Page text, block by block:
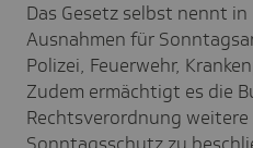
Das Gesetz selbst nennt in
Ausnahmen für
Polizei, Feuerwehr,
Zudem ermächtigt es die
Rechtsverordnung